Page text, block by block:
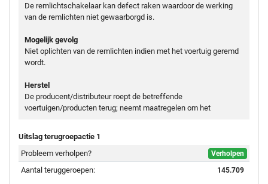
De remlichtschakelaar kan defect raken waardoor de werking
van de remlichten niet gewaarborgd is.
Mogelijk gevolg
Niet oplichten van de remlichten indien met het voertuig geremd
wordt.
Herstel
De producent/distributeur roept de betreffende
voertuigen/producten terug; neemt maatregelen om het
Uitslag terugroepactie 1
Probleem verholpen?
Verholpen
Aantal teruggeroepen: 145.709